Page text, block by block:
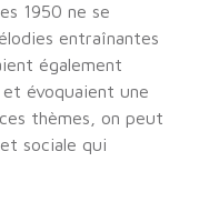
1950 ne se
entraînantes
également
évoquaient une
thèmes, on peut
sociale qui